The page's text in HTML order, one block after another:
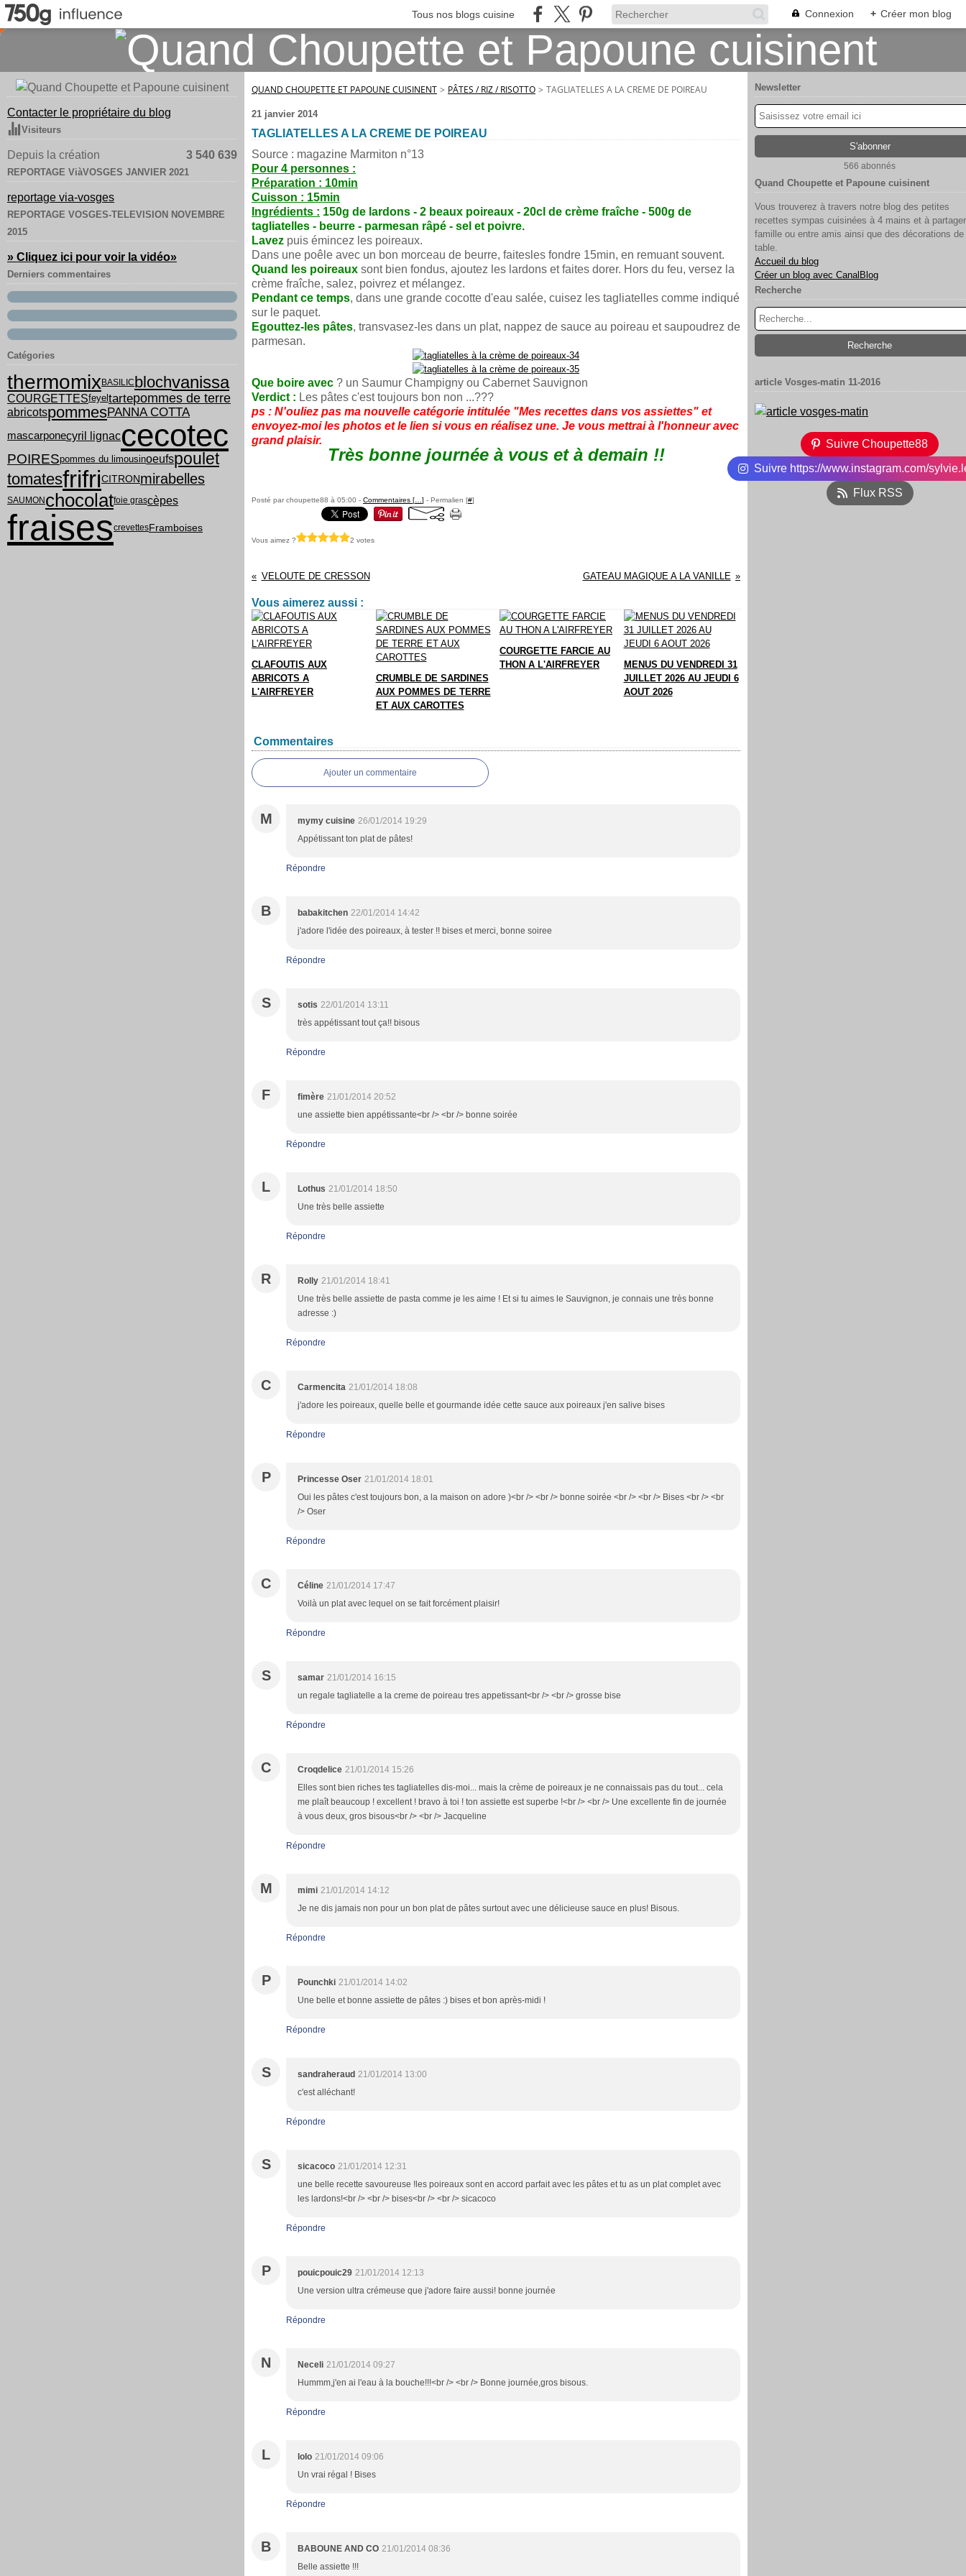
Tous nos blogs cuisine Connexion + Créer mon blog
Contacter le propriétaire du blog
Visiteurs
Depuis la création 3 540 639
REPORTAGE ViàVOSGES JANVIER 2021
reportage via-vosges
REPORTAGE VOSGES-TELEVISION NOVEMBRE
2015
» Cliquez ici pour voir la vidéo»
Derniers commentaires
Catégories
thermomixBASILICblochvanissa
COURGETTESfeyel tartepommes de terre
abricotspommesPANNA COTTA
mascarponecyril lignaccecotec
POIRESpommes du limousinoeufspoulet
tomatesfrifriCITRON mirabelles
SAUMON chocolatfoie grascèpes
fraisescrevettesFramboises
QUAND CHOUPETTE ET PAPOUNE CUISINENT > PÂTES / RIZ / RISOTTO > TAGLIATELLES A LA CREME DE POIREAU
21 janvier 2014
TAGLIATELLES A LA CREME DE POIREAU
Source : magazine Marmiton n°13
Pour 4 personnes :
Préparation : 10min
Cuisson : 15min
Ingrédients : 150g de lardons - 2 beaux poireaux - 20cl de crème fraîche - 500g de
tagliatelles - beurre - parmesan râpé - sel et poivre.
Lavez puis émincez les poireaux.
Dans une poêle avec un bon morceau de beurre, faitesles fondre 15min, en remuant souvent.
Quand les poireaux sont bien fondus, ajoutez les lardons et faites dorer. Hors du feu, versez la
crème fraîche, salez, poivrez et mélangez.
Pendant ce temps, dans une grande cocotte d'eau salée, cuisez les tagliatelles comme indiqué
sur le paquet.
Egouttez-les pâtes, transvasez-les dans un plat, nappez de sauce au poireau et saupoudrez de
parmesan.
Que boire avec ? un Saumur Champigny ou Cabernet Sauvignon
Verdict : Les pâtes c'est toujours bon non ...???
ps : N'ouliez pas ma nouvelle catégorie intitulée "Mes recettes dans vos assiettes" et
envoyez-moi les photos et le lien si vous en réalisez une. Je vous mettrai à l'honneur avec
grand plaisir.
Très bonne journée à vous et à demain !!
Posté par choupette88 à 05:00 - Commentaires [ ] - Permalien [#]
Vous aimez ? 2 votes
VELOUTE DE CRESSON GATEAU MAGIQUE A LA VANILLE
Vous aimerez aussi :
CLAFOUTIS AUX
ABRICOTS A
L'AIRFREYER
CRUMBLE DE SARDINES
AUX POMMES DE TERRE
ET AUX CAROTTES
COURGETTE FARCIE AU
THON A L'AIRFREYER
MENUS DU VENDREDI 31
JUILLET 2026 AU JEUDI 6
AOUT 2026
Commentaires
Ajouter un commentaire
M mymy cuisine 26/01/2014 19:29
Appétissant ton plat de pâtes!
Répondre
B babakitchen 22/01/2014 14:42
j'adore l'idée des poireaux, à tester !! bises et merci, bonne soiree
Répondre
S sotis 22/01/2014 13:11
très appétissant tout ça!! bisous
Répondre
F fimère 21/01/2014 20:52
une assiette bien appétissante<br /> <br /> bonne soirée
Répondre
L Lothus 21/01/2014 18:50
Une très belle assiette
Répondre
R Rolly 21/01/2014 18:41
Une très belle assiette de pasta comme je les aime ! Et si tu aimes le Sauvignon, je connais une très bonne
adresse :)
Répondre
C Carmencita 21/01/2014 18:08
j'adore les poireaux, quelle belle et gourmande idée cette sauce aux poireaux j'en salive bises
Répondre
P Princesse Oser 21/01/2014 18:01
Oui les pâtes c'est toujours bon, a la maison on adore )<br /> <br /> bonne soirée <br /> <br /> Bises <br /> <br
/> Oser
Répondre
C Céline 21/01/2014 17:47
Voilà un plat avec lequel on se fait forcément plaisir!
Répondre
S samar 21/01/2014 16:15
un regale tagliatelle a la creme de poireau tres appetissant<br /> <br /> grosse bise
Répondre
C Croqdelice 21/01/2014 15:26
Elles sont bien riches tes tagliatelles dis-moi... mais la crème de poireaux je ne connaissais pas du tout... cela
me plaît beaucoup ! excellent ! bravo à toi ! ton assiette est superbe !<br /> <br /> Une excellente fin de journée
à vous deux, gros bisous<br /> <br /> Jacqueline
Répondre
M mimi 21/01/2014 14:12
Je ne dis jamais non pour un bon plat de pâtes surtout avec une délicieuse sauce en plus! Bisous.
Répondre
P Pounchki 21/01/2014 14:02
Une belle et bonne assiette de pâtes :) bises et bon après-midi !
Répondre
S sandraheraud 21/01/2014 13:00
c'est alléchant!
Répondre
S sicacoco 21/01/2014 12:31
une belle recette savoureuse !les poireaux sont en accord parfait avec les pâtes et tu as un plat complet avec
les lardons!<br /> <br /> bises<br /> <br /> sicacoco
Répondre
P pouicpouic29 21/01/2014 12:13
Une version ultra crémeuse que j'adore faire aussi! bonne journée
Répondre
N Neceli 21/01/2014 09:27
Hummm,j'en ai l'eau à la bouche!!!<br /> <br /> Bonne journée,gros bisous.
Répondre
L lolo 21/01/2014 09:06
Un vrai régal ! Bises
Répondre
B BABOUNE AND CO 21/01/2014 08:36
Belle assiette !!!
Newsletter
566 abonnés
Quand Choupette et Papoune cuisinent
Vous trouverez à travers notre blog des petites
recettes sympas cuisinées à 4 mains et à
famille ou entre amis ainsi que des décorations de
table.
Accueil du blog
Créer un blog avec CanalBlog
Recherche
article Vosges-matin 11-2016
Suivre Choupette88
Suivre https://www.instagram.com/
Flux RSS